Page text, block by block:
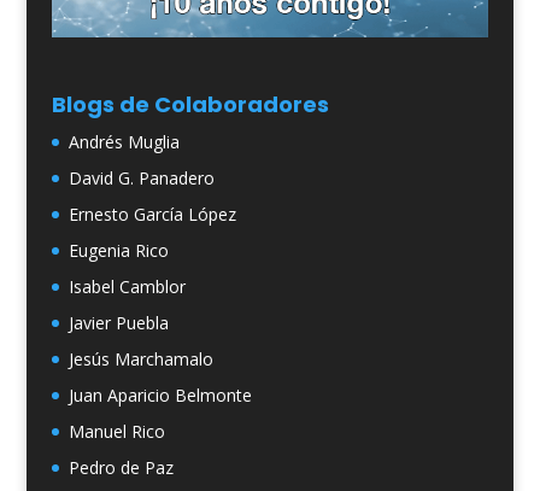
Blogs de Colaboradores
Andrés Muglia
David G. Panadero
Ernesto García López
Eugenia Rico
Isabel Camblor
Javier Puebla
Jesús Marchamalo
Juan Aparicio Belmonte
Manuel Rico
Pedro de Paz